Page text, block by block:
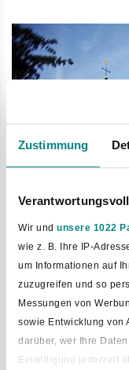
Zustimmung
Wir und unsere 1022
wie z. B. Ihre IP-
um Informationen auf
zuzugreifen und so
Messungen von
sowie Entwicklung von
darüber, wer Ihre
Einwilligung jederzeit
Die
oder